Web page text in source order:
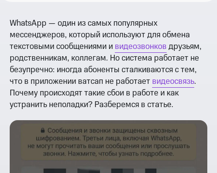
WhatsApp — один из самых популярных
мессенджеров, который используют для обмена
текстовыми сообщениями и видеозвонков друзьям,
родственникам, коллегам. Но система работает не
безупречно: иногда абоненты сталкиваются с тем,
что в приложении ватсап не работает видеосвязь.
Почему происходят такие сбои в работе и как
устранить неполадки? Разберемся в статье.